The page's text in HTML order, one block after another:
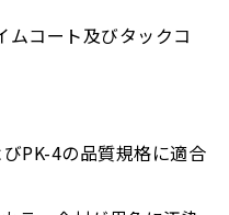
ムコート及びタックコ
PK-4の品質規格に適合